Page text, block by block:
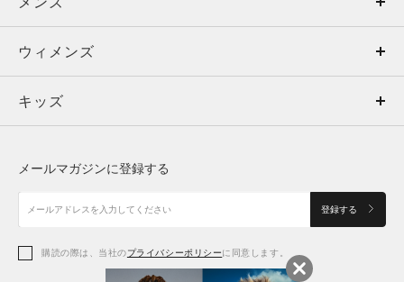
ウィメンズ
キッズ
アクセサリー
トップス
ボトムス
アクセサリー
ウィメンズ
トップス
シューズ
アクセサリー
キッズ
シューズ
メールマガジンに登録する
登録する
購読の際は、当社のプライバシーポリシーに同意します。